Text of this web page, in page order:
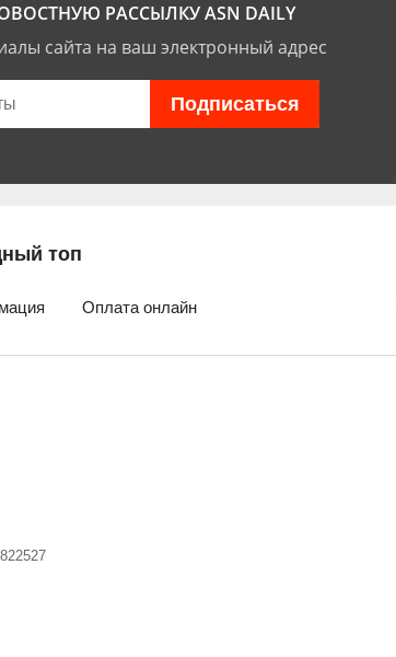
РАССЫЛКУ ASN DAILY
сайта на ваш электронный адрес
топ
Оплата онлайн